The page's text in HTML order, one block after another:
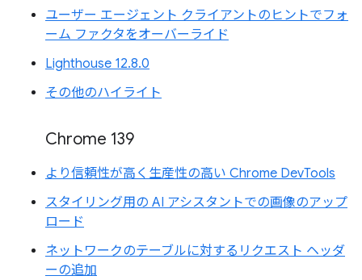
ユーザー エージェント クライアントのヒントでフォ
ーム ファクタをオーバーライド
Lighthouse 12.8.0
その他のハイライト
Chrome 139
より信頼性が高く生産性の高い Chrome DevTools
スタイリング用の AI アシスタントでの画像のアップ
ロード
ネットワークのテーブルに対するリクエスト ヘッダ
ーの追加